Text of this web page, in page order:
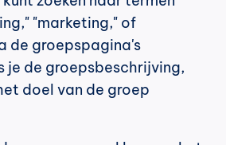
"marketing," of
de groepspagina's
je de groepsbeschrijving,
doel van de groep